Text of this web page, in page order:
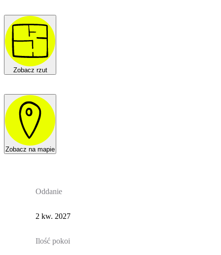
Zobacz rzut
Zobacz na mapie
Oddanie
2 kw. 2027
Ilość pokoi